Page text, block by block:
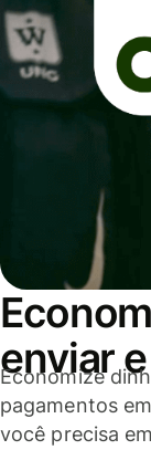
enviar
Economize
pagamentos
você precisa